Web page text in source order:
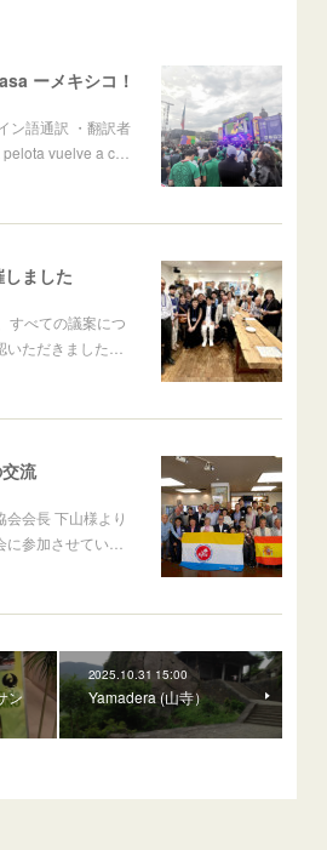
ーメキシコ！
ン語通訳 ・翻訳者
pelota vuelve a c…
ました
すべての議案につ
ただきました…
流
会会長 下山様より
に参加させてい…
ン
2025.10.31 15:00
Yamadera (山寺）